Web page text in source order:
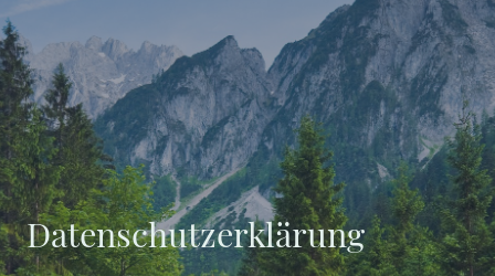
Datenschutzerklärung